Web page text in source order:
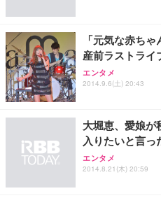
「元気な赤ち
産前ラストライ
エンタメ
2014.9.6(土) 20:43
大堀恵、愛娘
入りたいと言っ
エンタメ
2014.8.21(木) 20:59